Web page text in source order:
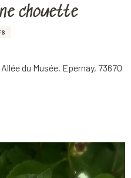
chouette
du Musée, Epernay, 73670